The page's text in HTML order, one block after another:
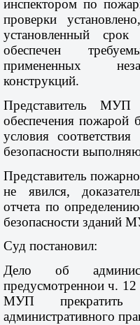
инспектором по
проверки
установленный
обеспечен
примененных
конструкций.
Представитель
обеспечения пожарой
условия
безопасности
Представитель
не явился,
отчета по
безопасности зданий
Суд постановил:
Дело об
предусмотреннои ч.
МУП прекратить
административного